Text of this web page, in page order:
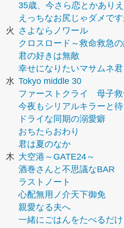
35歳、今さら恋とかあり
えっちなお尻じゃダメです
火
さよならノワール
クロスロード～救命救急の
君の好きは無敵
幸せになりたいマサムネ君
水 Tokyo middle 30
ファーストクライ 母子救
今夜もシリアルキラーと
ドライな同期の溺愛癖
おちたらおわり
君は夏のなか
木 大空港～GATE24～
酒巻さんと不思議なBAR
ラストノート
心配無用ノ介天下御免
親愛なる夫へ
一緒にごはんをたべるだけ